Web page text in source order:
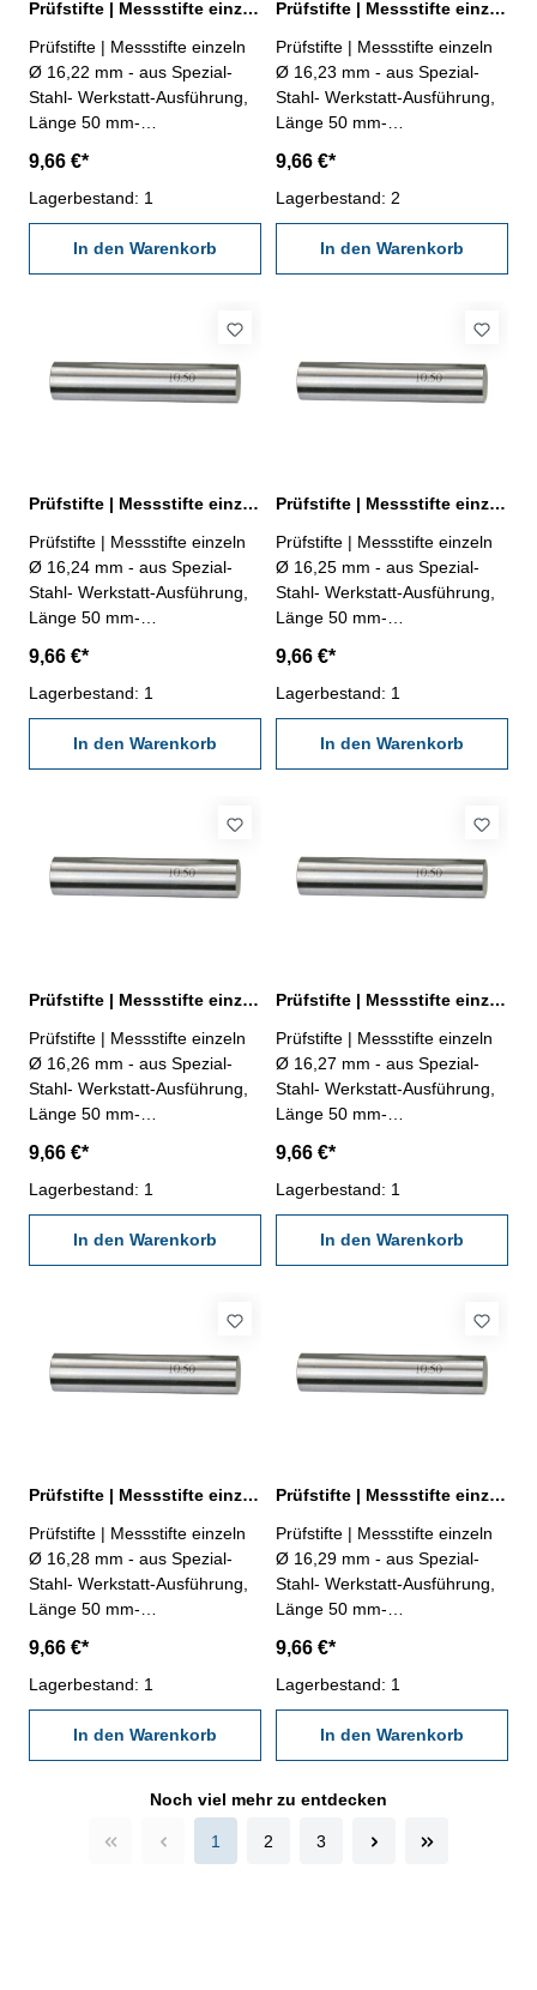
Prüfstifte | Messstifte einzeln Ø 16,22 mm ± 0,002 mm
Prüfstifte | Messstifte einzeln
Ø 16,22 mm - aus Spezial-
Stahl- Werkstatt-Ausführung,
Länge 50 mm-
Behältnis Abmessung: Ø
16,22 mm
9,66 €*
Lagerbestand: 1
In den Warenkorb
Prüfstifte | Messstifte einzeln Ø 16,23 mm ± 0,002 mm
Prüfstifte | Messstifte einzeln
Ø 16,23 mm - aus Spezial-
Stahl- Werkstatt-Ausführung,
Länge 50 mm-
Behältnis Abmessung: Ø
16,23 mm
9,66 €*
Lagerbestand: 2
In den Warenkorb
Prüfstifte | Messstifte einzeln Ø 16,24 mm ± 0,002 mm
Prüfstifte | Messstifte einzeln
Ø 16,24 mm - aus Spezial-
Stahl- Werkstatt-Ausführung,
Länge 50 mm-
Behältnis Abmessung: Ø
16,24 mm
9,66 €*
Lagerbestand: 1
In den Warenkorb
Prüfstifte | Messstifte einzeln Ø 16,25 mm ± 0,002 mm
Prüfstifte | Messstifte einzeln
Ø 16,25 mm - aus Spezial-
Stahl- Werkstatt-Ausführung,
Länge 50 mm-
Behältnis Abmessung: Ø
16,25 mm
9,66 €*
Lagerbestand: 1
In den Warenkorb
Prüfstifte | Messstifte einzeln Ø 16,26 mm ± 0,002 mm
Prüfstifte | Messstifte einzeln
Ø 16,26 mm - aus Spezial-
Stahl- Werkstatt-Ausführung,
Länge 50 mm-
Behältnis Abmessung: Ø
16,26 mm
9,66 €*
Lagerbestand: 1
In den Warenkorb
Prüfstifte | Messstifte einzeln Ø 16,27 mm ± 0,002 mm
Prüfstifte | Messstifte einzeln
Ø 16,27 mm - aus Spezial-
Stahl- Werkstatt-Ausführung,
Länge 50 mm-
Behältnis Abmessung: Ø
16,27 mm
9,66 €*
Lagerbestand: 1
In den Warenkorb
Prüfstifte | Messstifte einzeln Ø 16,28 mm ± 0,002 mm
Prüfstifte | Messstifte einzeln
Ø 16,28 mm - aus Spezial-
Stahl- Werkstatt-Ausführung,
Länge 50 mm-
Behältnis Abmessung: Ø
16,28 mm
9,66 €*
Lagerbestand: 1
In den Warenkorb
Prüfstifte | Messstifte einzeln Ø 16,29 mm ± 0,002 mm
Prüfstifte | Messstifte einzeln
Ø 16,29 mm - aus Spezial-
Stahl- Werkstatt-Ausführung,
Länge 50 mm-
Behältnis Abmessung: Ø
16,29 mm
9,66 €*
Lagerbestand: 1
In den Warenkorb
Noch viel mehr zu entdecken
1 2 3